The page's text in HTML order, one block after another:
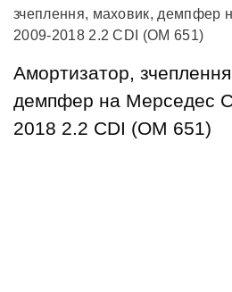
зчеплення, маховик, демпфер
2009-2018 2.2 CDI (OM 651)
Амортизатор,
демпфер на Мерседес
2018 2.2 CDI (OM 651)